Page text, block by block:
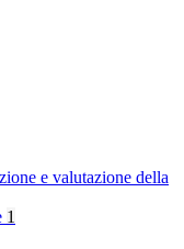
e valutazione della
1